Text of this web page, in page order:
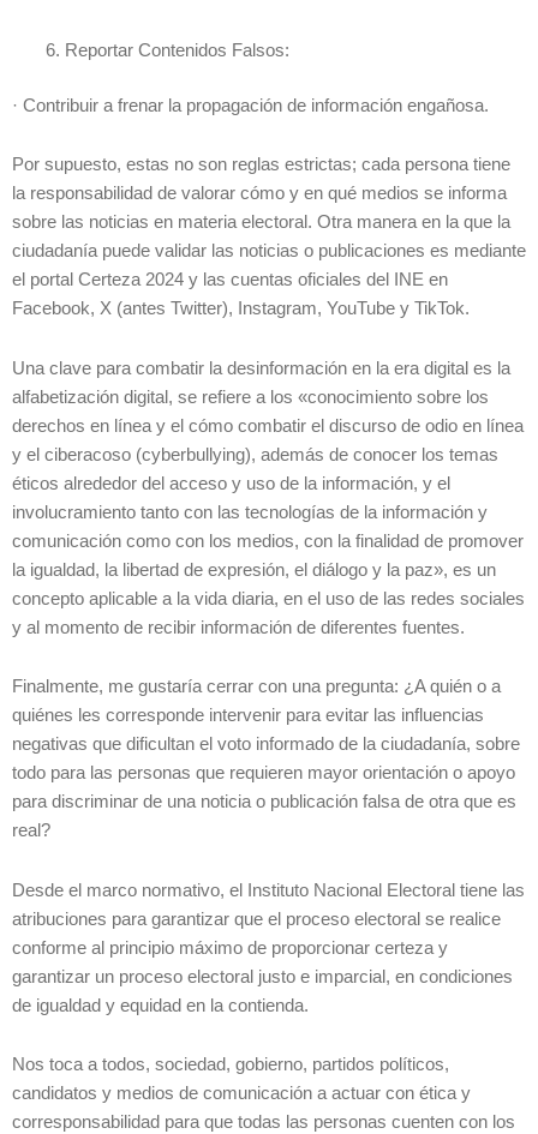
Reportar Contenidos Falsos:
· Contribuir a frenar la propagación de información engañosa.
Por supuesto, estas no son reglas estrictas; cada persona tiene
la responsabilidad de valorar cómo y en qué medios se informa
sobre las noticias en materia electoral. Otra manera en la que la
ciudadanía puede validar las noticias o publicaciones es mediante
el portal Certeza 2024 y las cuentas oficiales del INE en
Facebook, X (antes Twitter), Instagram, YouTube y TikTok.
Una clave para combatir la desinformación en la era digital es la
alfabetización digital, se refiere a los «conocimiento sobre los
derechos en línea y el cómo combatir el discurso de odio en línea
y el ciberacoso (cyberbullying), además de conocer los temas
éticos alrededor del acceso y uso de la información, y el
involucramiento tanto con las tecnologías de la información y
comunicación como con los medios, con la finalidad de promover
la igualdad, la libertad de expresión, el diálogo y la paz», es un
concepto aplicable a la vida diaria, en el uso de las redes sociales
y al momento de recibir información de diferentes fuentes.
Finalmente, me gustaría cerrar con una pregunta: ¿A quién o a
quiénes les corresponde intervenir para evitar las influencias
negativas que dificultan el voto informado de la ciudadanía, sobre
todo para las personas que requieren mayor orientación o apoyo
para discriminar de una noticia o publicación falsa de otra que es
real?
Desde el marco normativo, el Instituto Nacional Electoral tiene las
atribuciones para garantizar que el proceso electoral se realice
conforme al principio máximo de proporcionar certeza y
garantizar un proceso electoral justo e imparcial, en condiciones
de igualdad y equidad en la contienda.
Nos toca a todos, sociedad, gobierno, partidos políticos,
candidatos y medios de comunicación a actuar con ética y
corresponsabilidad para que todas las personas cuenten con los